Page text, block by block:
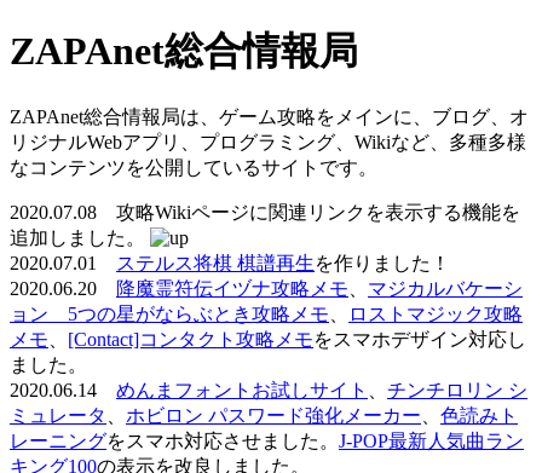
ZAPAnet総合情報局
ZAPAnet総合情報局は、ゲーム攻略をメインに、ブログ、オ
リジナルWebアプリ、プログラミング、Wikiなど、多種多様
なコンテンツを公開しているサイトです。
2020.07.08 攻略Wikiページに関連リンクを表示する機能を
追加しました。
2020.07.01
ステルス将棋 棋譜再生を作りました！
2020.06.20
降魔霊符伝イヅナ攻略メモ
マジカルバケーシ
ョン 5つの星がならぶとき攻略メモ
ロストマジック攻略
メモ
[Contact]コンタクト攻略メモをスマホデザイン対応し
ました。
2020.06.14 めんまフォントお試しサイト
チンチロリン シ
ミュレータ
ホビロン パスワード強化メーカー
色読みト
レーニングをスマホ対応させました。 J-POP最新人気曲ラン
キング100の表示を改良しました。